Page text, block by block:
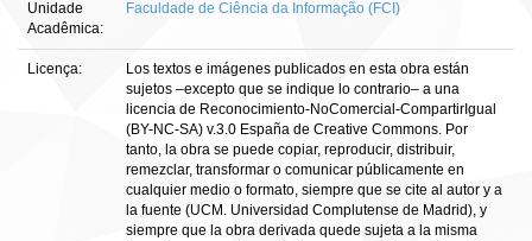
Unidade
Acadêmica:
Faculdade de Ciência da Informação (FCI)
Licença:
Los textos e imágenes publicados en esta obra están
sujetos –excepto que se indique lo contrario– a una
licencia de Reconocimiento-NoComercial-CompartirIgual
(BY-NC-SA) v.3.0 España de Creative Commons. Por
tanto, la obra se puede copiar, reproducir, distribuir,
remezclar, transformar o comunicar públicamente en
cualquier medio o formato, siempre que se cite al autor y a
la fuente (UCM. Universidad Complutense de Madrid), y
siempre que la obra derivada quede sujeta a la misma